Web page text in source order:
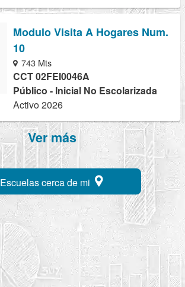
Modulo Visita A Hogares Num.
10
743 Mts
CCT 02FEI0046A
Público - Inicial No Escolarizada
Activo 2026
Ver más
Escuelas cerca de mi